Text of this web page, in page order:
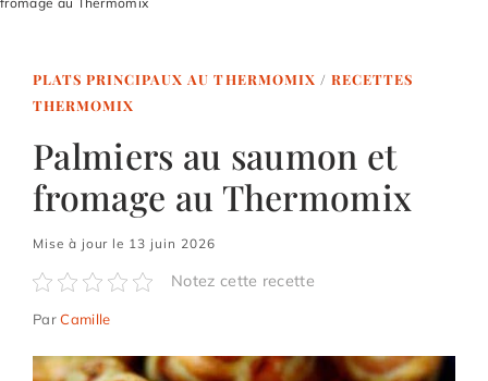
PLATS PRINCIPAUX AU THERMOMIX / RECETTES
THERMOMIX
Palmiers au saumon et
fromage au Thermomix
Mise à jour le 13 juin 2026
Notez cette recette
ParCamille